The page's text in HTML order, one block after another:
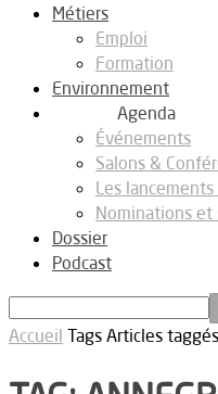
Métiers
Emploi
Formation
Environnement
Agenda
Événements
Salons &
Les
Nominations et
Dossier
Podcast
Accueil Tags Articles